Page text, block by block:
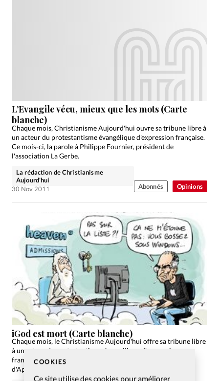
COOKIES
Ce site utilise des cookies pour améliorer
Opinions
L’Evangile vécu, mieux que les mots (Carte
blanche)
Chaque mois, Christianisme Aujourd'hui ouvre sa tribune libre à
un acteur du protestantisme évangélique d'expression française.
Ce mois-ci, la parole à Philippe Fournier, président de
l'association La Gerbe.
La rédaction de Christianisme
Aujourd'hui
30 Nov 2011
Abonnés
iGod est mort (Carte blanche)
Chaque mois, le Christianisme Aujourd'hui offre sa tribune libre
à un acteur du protestantisme évangélique d'expression
française. La parole à Raphaël Grin, pasteur adventiste fan
d'Apple, qui évoque le décès de Steve Jobs.